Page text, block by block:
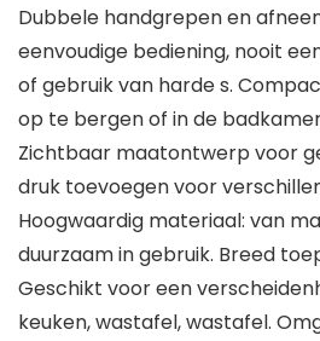
Dubbele handgrepen en
eenvoudige bediening, nooit
of gebruik van harde s.
op te bergen of in de
Zichtbaar maatontwerp voor
druk toevoegen voor
Hoogwaardig materiaal: van
duurzaam in gebruik. Breed
Geschikt voor een
keuken, wastafel, wastafel.